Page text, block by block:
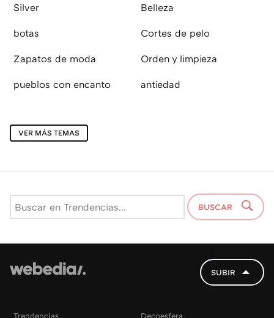
Silver Belleza
botas Cortes de pelo
Zapatos de moda Orden y limpieza
pueblos con encanto antiedad
VER MÁS TEMAS
BUSCAR
SUBIR
Trendencias Decoesfera